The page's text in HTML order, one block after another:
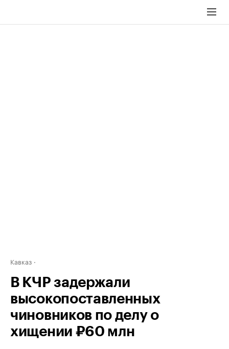
Кавказ
В КЧР задержали
высокопоставленных
чиновников по делу о
хищении ₽60 млн